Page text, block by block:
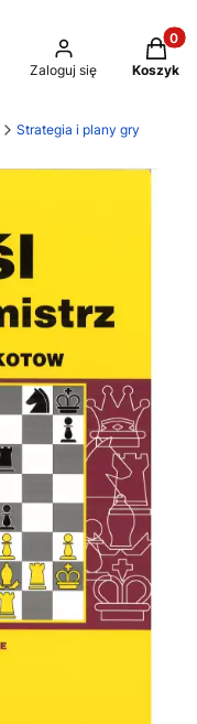
Zaloguj się Koszyk
Strategia i plany gry